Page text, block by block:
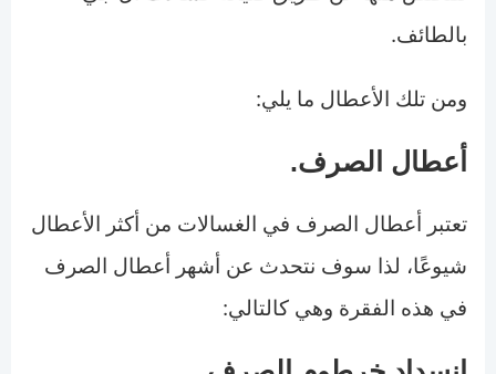
بالطائف.
ومن تلك الأعطال ما يلي:
أعطال الصرف.
تعتبر أعطال الصرف في الغسالات من أكثر الأعطال
شيوعًا، لذا سوف نتحدث عن أشهر أعطال الصرف
في هذه الفقرة وهي كالتالي: